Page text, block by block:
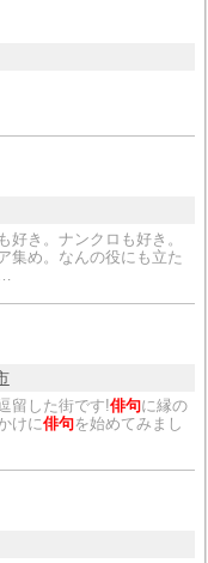
好き。ナンクロも好き。
集め。なんの役にも立た
留した街です!俳句に縁の
けに俳句を始めてみまし